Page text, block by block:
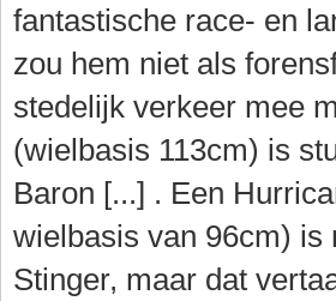
fantastische race- en
zou hem niet als
stedelijk verkeer mee
(wielbasis 113cm) is
Baron [...] . Een
wielbasis van 96cm) is
Stinger, maar dat